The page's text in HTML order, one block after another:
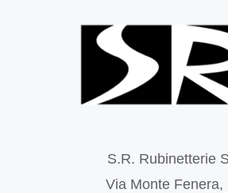
S.R. Rubinetterie
Via Monte Fenera,